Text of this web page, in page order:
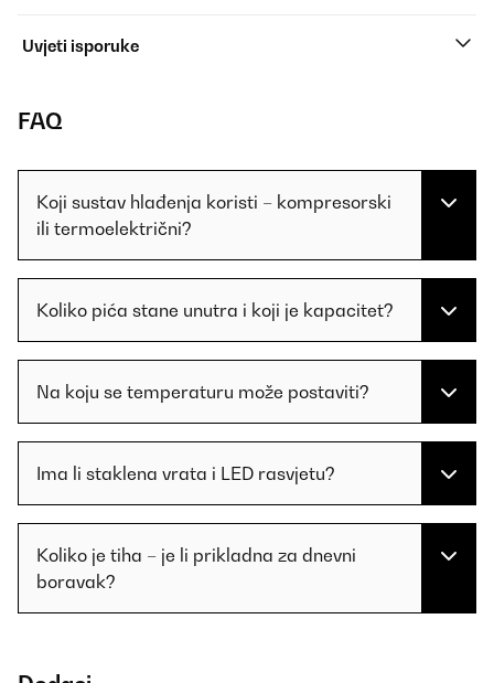
Uvjeti isporuke
FAQ
Koji sustav hlađenja koristi – kompresorski
ili termoelektrični?
Koliko pića stane unutra i koji je kapacitet?
Na koju se temperaturu može postaviti?
Ima li staklena vrata i LED rasvjetu?
Koliko je tiha – je li prikladna za dnevni
boravak?